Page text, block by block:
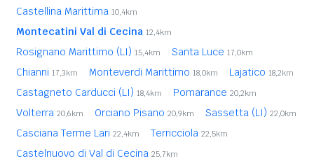
Castellina Marittima 10,4km
Montecatini Val di Cecina 12,4km
Rosignano Marittimo (LI) 15,4km Santa Luce 17,0km
Chianni 17,3km Monteverdi Marittimo 18,0km Lajatico 18,2km
Castagneto Carducci (LI) 18,4km Pomarance 20,2km
Volterra 20,6km Orciano Pisano 20,9km Sassetta (LI) 22,0km
Casciana Terme Lari 22,4km Terricciola 22,5km
Castelnuovo di Val di Cecina 25,7km